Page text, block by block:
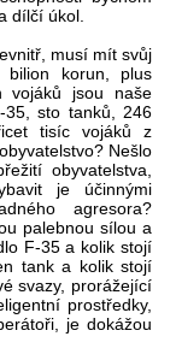
dílčí úkol.
musí mít svůj
bilion korun, plus
vojáků jsou naše
sto tanků, 246
tisíc vojáků z
Nešlo
obyvatelstva,
je účinnými
agresora?
palebnou sílou a
F-35 a kolik stojí
tank a kolik stojí
svazy, prorážející
prostředky,
je dokážou